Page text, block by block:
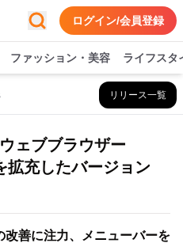
ログイン/会員登録
ファッション・美容 ライフスタ
リリース一覧
ェブブラウザー
拡充したバージョン
善に注力、メニューバーを